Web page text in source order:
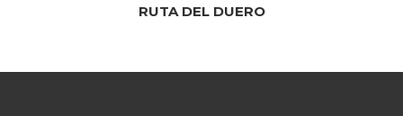
RUTA DEL DUERO